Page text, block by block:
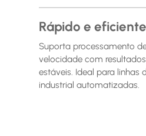
Rápido e eficiente
Suporta processamento
velocidade com
estáveis. Ideal para linhas
industrial automatizadas.